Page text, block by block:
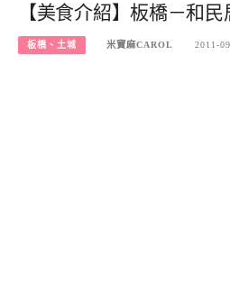
【美食介紹】板橋－和
板橋、土城 米寶麻CAROL 2011-